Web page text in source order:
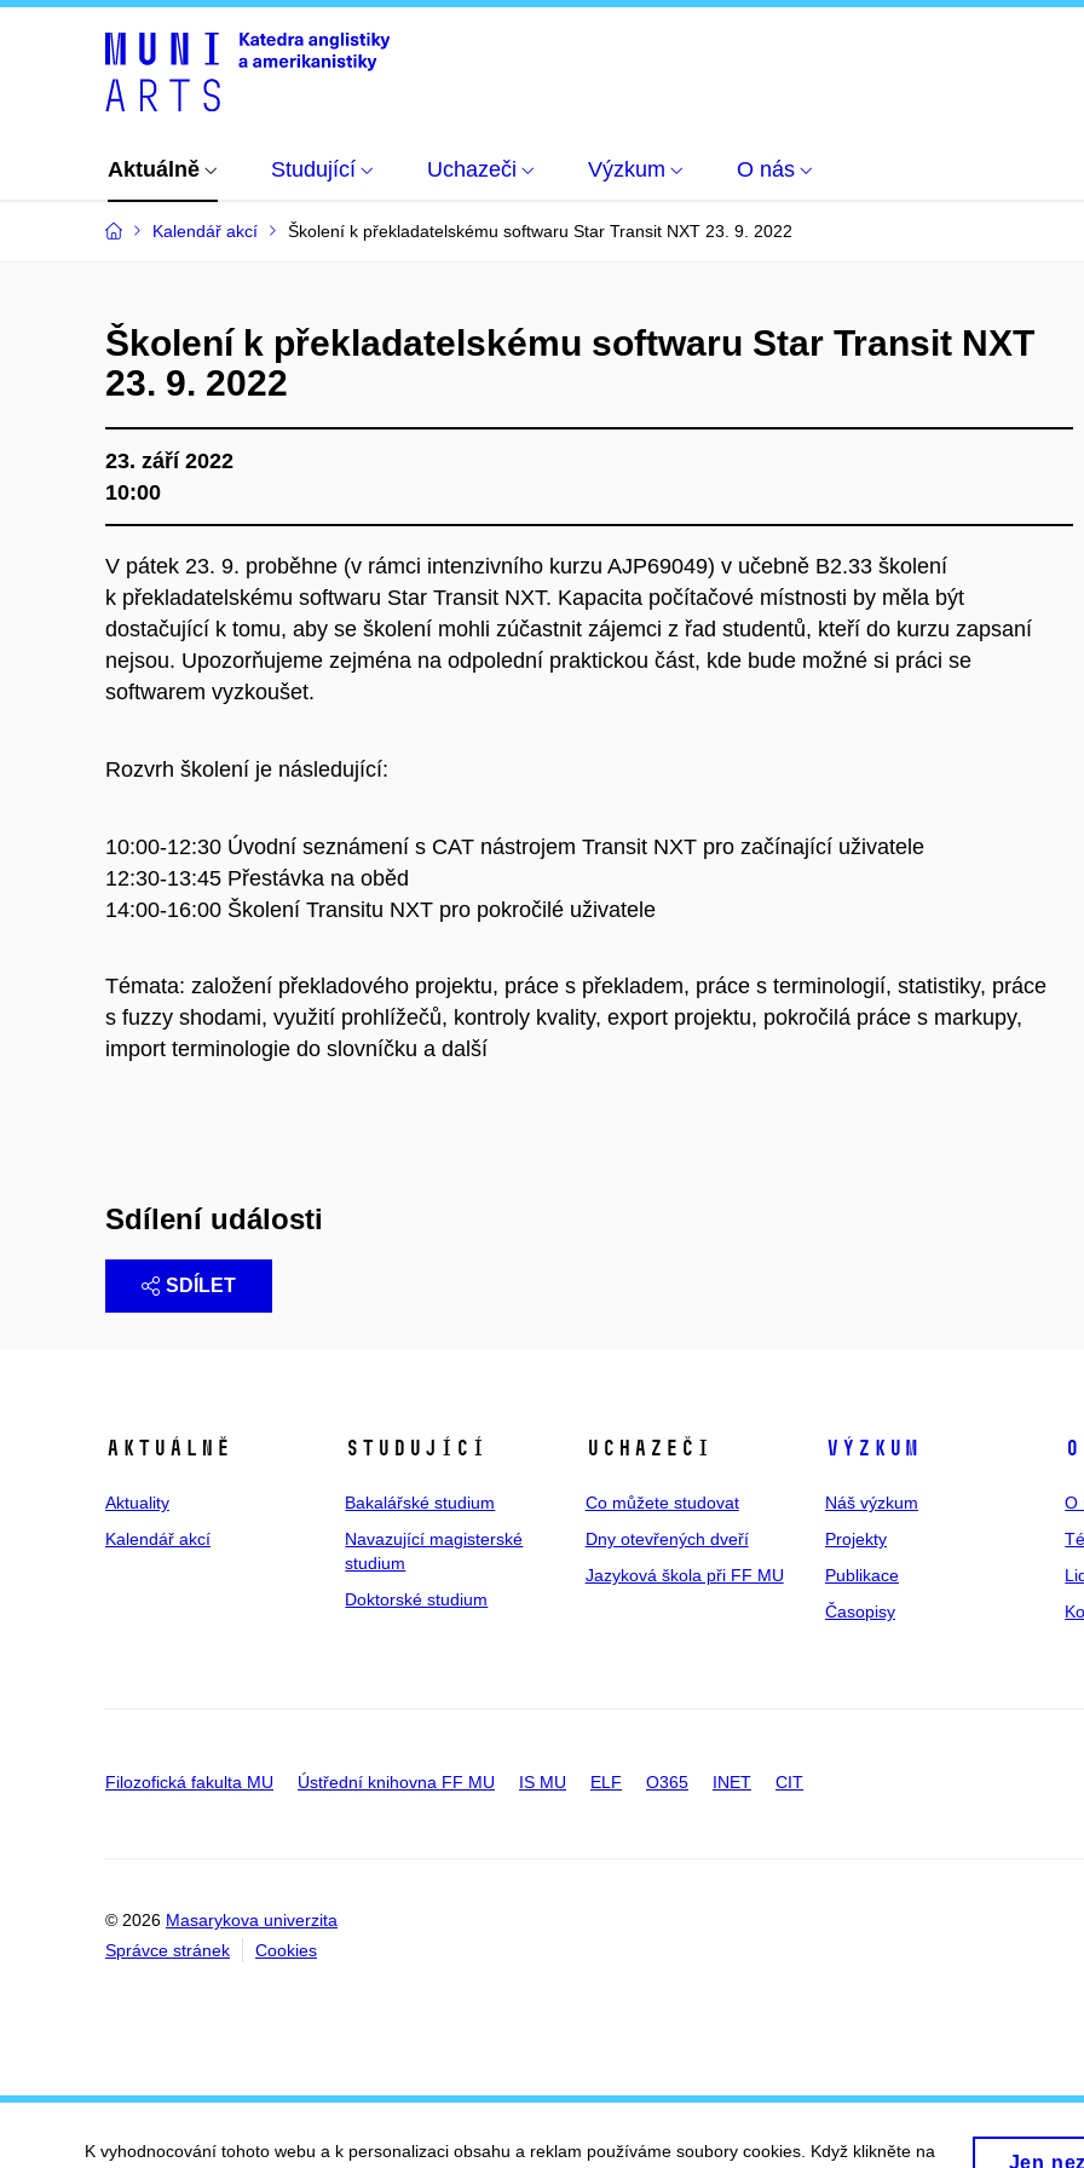
Aktuálně Studující Uchazeči Výzkum O nás
Kalendář akcí Školení k překladatelskému softwaru Star Transit NXT 23. 9. 2022
Školení k překladatelskému softwaru Star Transit NXT
23. 9. 2022
23. září 2022
10:00
V pátek 23. 9. proběhne (v rámci intenzivního kurzu AJP69049) v učebně B2.33 školení
k překladatelskému softwaru Star Transit NXT. Kapacita počítačové místnosti by měla být
dostačující k tomu, aby se školení mohli zúčastnit zájemci z řad studentů, kteří do kurzu zapsaní
nejsou. Upozorňujeme zejména na odpolední praktickou část, kde bude možné si práci se
softwarem vyzkoušet.
Rozvrh školení je následující:
10:00-12:30 Úvodní seznámení s CAT nástrojem Transit NXT pro začínající uživatele
12:30-13:45 Přestávka na oběd
14:00-16:00 Školení Transitu NXT pro pokročilé uživatele
Témata: založení překladového projektu, práce s překladem, práce s terminologií, statistiky, práce
s fuzzy shodami, využití prohlížečů, kontroly kvality, export projektu, pokročilá práce s markupy,
import terminologie do slovníčku a další
Sdílení události
SDÍLET
Aktuálně
Aktuality
Kalendář akcí
Studující
Bakalářské studium
Navazující magisterské
studium
Doktorské studium
Uchazeči
Co můžete studovat
Dny otevřených dveří
Jazyková škola při FF MU
Výzkum
Náš výzkum
Projekty
Publikace
Časopisy
O
Filozofická fakulta MU Ústřední knihovna FF MU IS MU ELF O365 INET CIT
© 2026 Masarykova univerzita
Správce stránek
Cookies
K vyhodnocování tohoto webu a k personalizaci obsahu a reklam používáme soubory cookies. Když klikněte na
Jen